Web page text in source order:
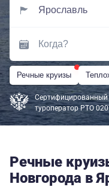
Речные круизы
Сертифицированный
туроператор РТО
Речные
Новгорода в